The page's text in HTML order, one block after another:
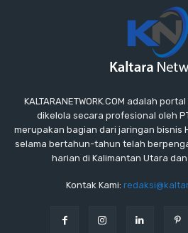
KALTARANETWORK.COM adalah
dikelola secara profesional oleh
merupakan bagian dari jaringan bisnis
selama bertahun-tahun telah
harian di Kalimantan Utara dan
Kontak Kami: